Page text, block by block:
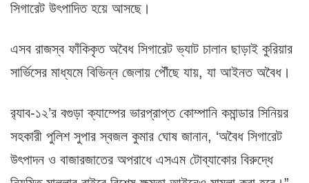
সিগারেট উৎপাদিত হয়ে আসছে।
এসব রাজস্ব ফাঁকিকৃত অবৈধ সিগারেট ভ্যাট চালান ছাড়াই কুরিয়ার
সার্ভিসের মাধ্যমে বিভিন্ন জেলায় পৌঁছে যায়, যা আইনত অবৈধ।
র‌্যাব-১২’র বগুড়া ক্যাম্পের ভারপ্রাপ্ত কোম্পানি কমান্ডার সিনিয়র
সহকারী পুলিশ সুপার স্বজল কুমার ঘোষ জানান, ‘অবৈধ সিগারেট
উৎপাদন ও বাজারজাতের অপরাধে এসএম টোব্যাকোর বিরুদ্ধে